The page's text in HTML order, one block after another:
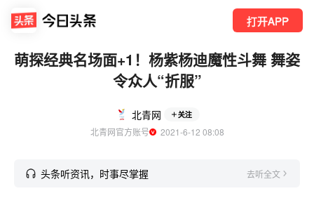
打开APP
萌探经典名场面+1！杨紫杨迪魔性斗舞 舞姿
令众人“折服”
北青网 关注
北青网官方账号
  2021-6-12 08:08
头条听资讯，时事尽掌握 去听全文